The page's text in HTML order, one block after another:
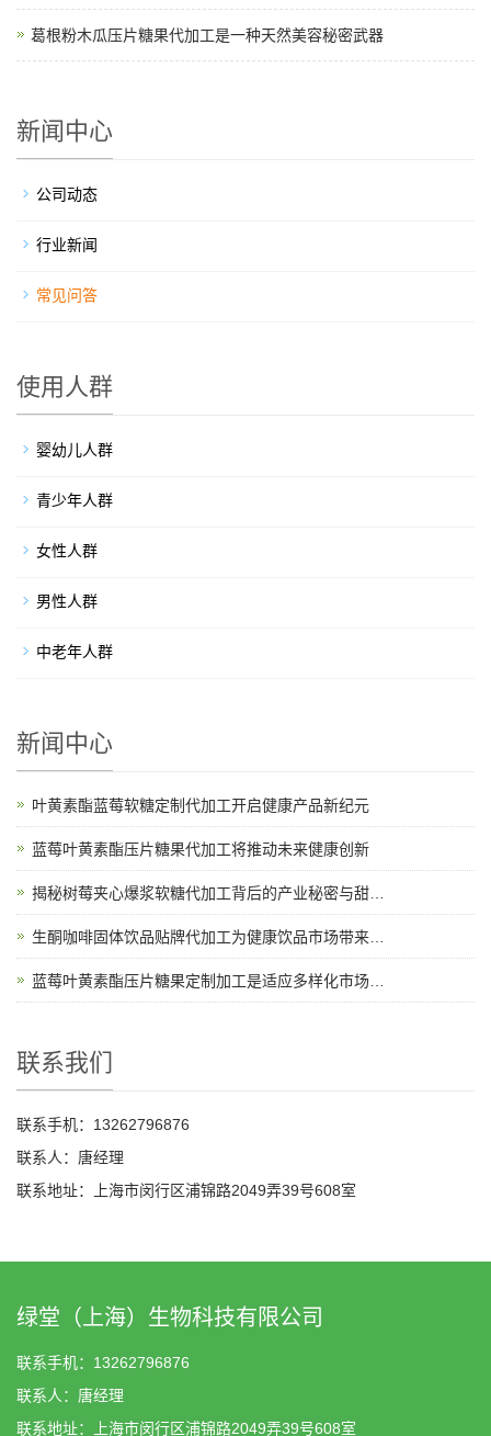
葛根粉木瓜压片糖果代加工是一种天然美容秘密武器
新闻中心
公司动态
行业新闻
常见问答
使用人群
婴幼儿人群
青少年人群
女性人群
男性人群
中老年人群
新闻中心
叶黄素酯蓝莓软糖定制代加工开启健康产品新纪元
蓝莓叶黄素酯压片糖果代加工将推动未来健康创新
联系我们
联系手机：13262796876
联系人：唐经理
联系地址：上海市闵行区浦锦路2049弄39号608室
绿堂（上海）生物科技有限公司
联系手机：13262796876
联系人：唐经理
联系地址：上海市闵行区浦锦路2049弄39号608室